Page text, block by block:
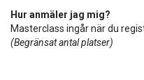
Hur anmäler jag mig?
Masterclass ingår när du
(Begränsat antal platser)